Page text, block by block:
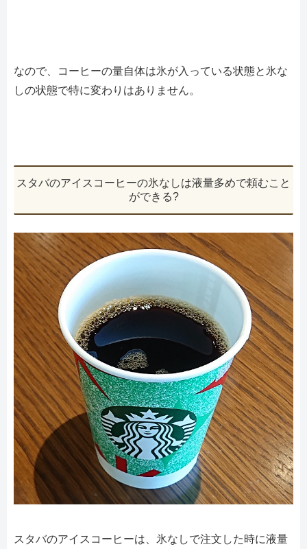
なので、コーヒーの量自体は氷が入っている状態と氷な
しの状態で特に変わりはありません。
スタバのアイスコーヒーの氷なしは液量多めで頼むこと
ができる?
スタバのアイスコーヒーは、氷なしで注文した時に液量